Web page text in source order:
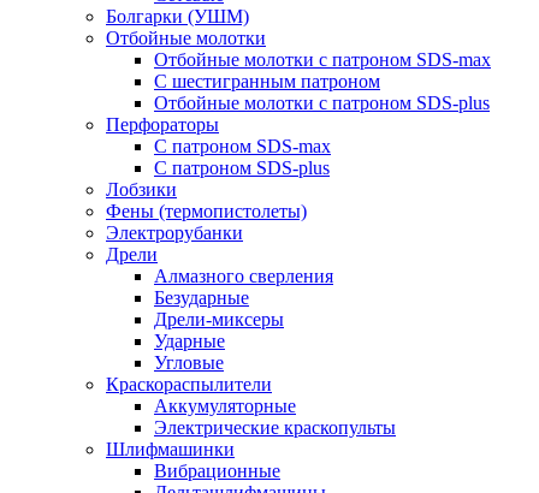
Болгарки (УШМ)
Отбойные молотки
Отбойные молотки с патроном SDS-max
С шестигранным патроном
Отбойные молотки с патроном SDS-plus
Перфораторы
С патроном SDS-max
С патроном SDS-plus
Лобзики
Фены (термопистолеты)
Электрорубанки
Дрели
Алмазного сверления
Безударные
Дрели-миксеры
Ударные
Угловые
Краскораспылители
Аккумуляторные
Электрические краскопульты
Шлифмашинки
Вибрационные